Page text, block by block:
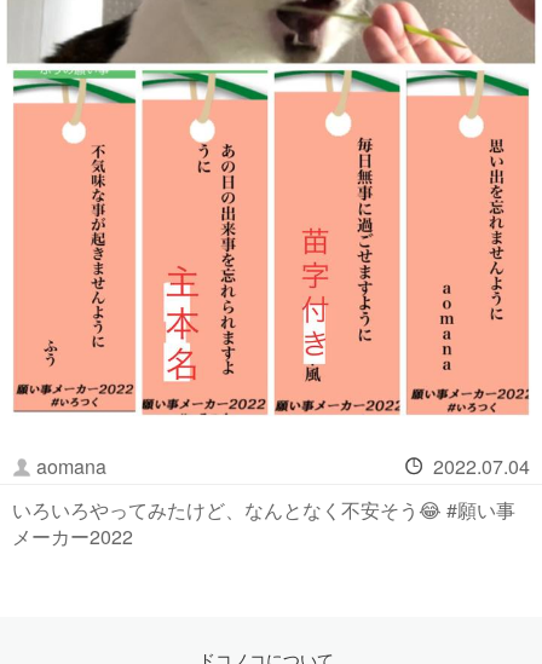
aomana
2022.07.04
いろいろやってみたけど、なんとなく不安そう😂 #願い事
メーカー2022